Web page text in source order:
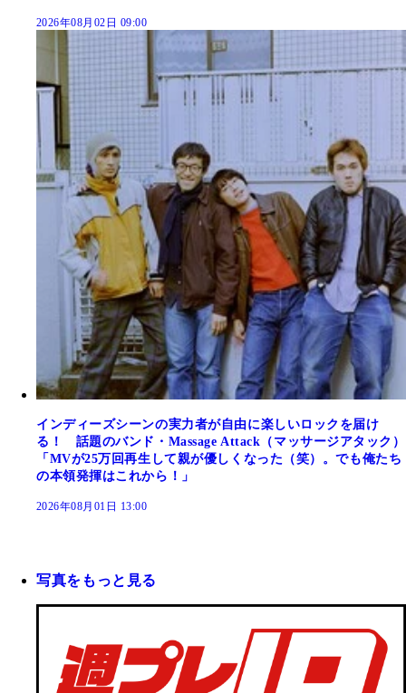
2026年08月02日 09:00
インディーズシーンの実力者が自由に楽しいロックを届け
る！ 話題のバンド・Massage Attack（マッサージアタック）
「MVが25万回再生して親が優しくなった（笑）。でも俺たち
の本領発揮はこれから！」
2026年08月01日 13:00
写真をもっと見る